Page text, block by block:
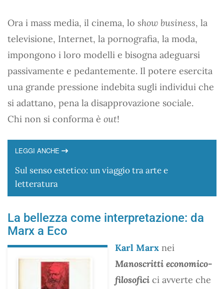
Ora i mass media, il cinema, lo show business, la
televisione, Internet, la pornografia, la moda,
impongono i loro modelli e bisogna adeguarsi
passivamente e pedantemente. Il potere esercita
una grande pressione indebita sugli individui che
si adattano, pena la disapprovazione sociale.
Chi non si conforma è out!
LEGGI ANCHE
Sul senso estetico: un viaggio tra arte e
letteratura
La bellezza come interpretazione: da
Marx a Eco
Karl Marx nei
Manoscritti economico-
filosofici ci avverte che